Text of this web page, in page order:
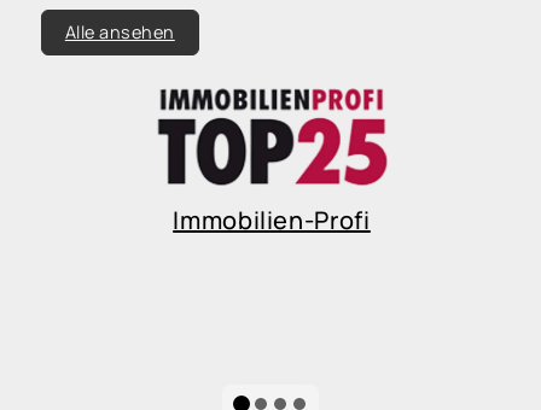
Alle ansehen
Immobilien-Profi